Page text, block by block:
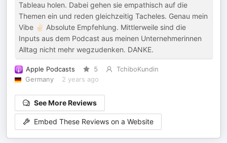
Tableau holen. Dabei gehen sie empathisch auf die
Themen ein und reden gleichzeitig Tacheles. Genau mein
Vibe ✌🏻 Absolute Empfehlung. Mittlerweile sind die
Inputs aus dem Podcast aus meinen Unternehmerinnen
Alltag nicht mehr wegzudenken. DANKE.
Apple Podcasts 5
TchiboKundin
Germany
2 years ago
See More Reviews
Embed These Reviews on a Website